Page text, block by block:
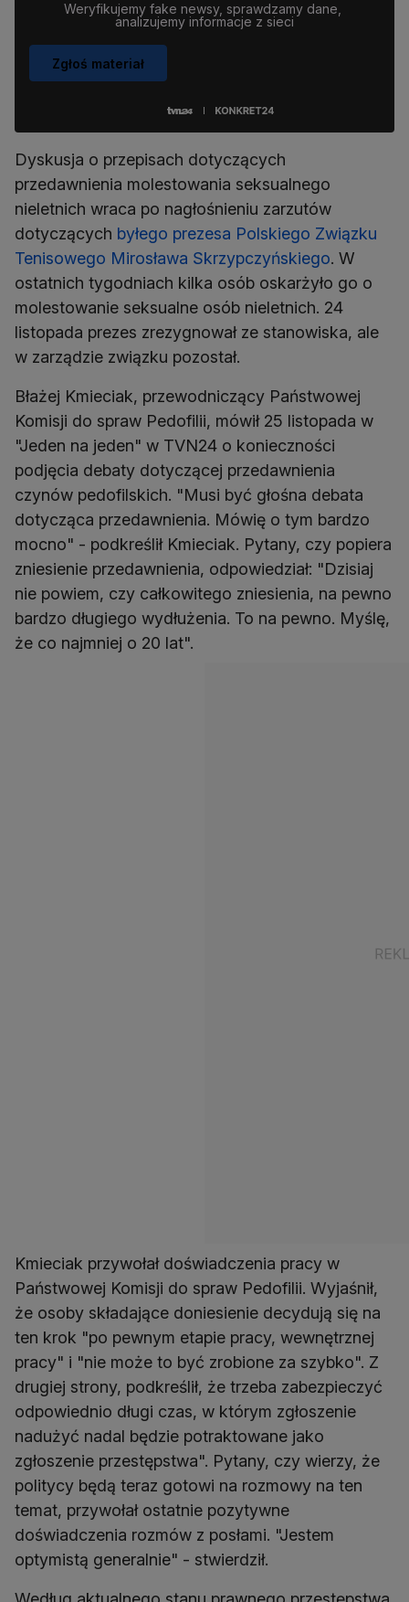
Weryfikujemy fake newsy, sprawdzamy dane,
analizujemy informacje z sieci
Zgłoś materiał
Dyskusja o przepisach dotyczących
przedawnienia molestowania seksualnego
nieletnich wraca po nagłośnieniu zarzutów
dotyczących byłego prezesa Polskiego Związku
Tenisowego Mirosława Skrzypczyńskiego. W
ostatnich tygodniach kilka osób oskarżyło go o
molestowanie seksualne osób nieletnich. 24
listopada prezes zrezygnował ze stanowiska, ale
w zarządzie związku pozostał.
Błażej Kmieciak, przewodniczący Państwowej
Komisji do spraw Pedofilii, mówił 25 listopada w
"Jeden na jeden" w TVN24 o konieczności
podjęcia debaty dotyczącej przedawnienia
czynów pedofilskich. "Musi być głośna debata
dotycząca przedawnienia. Mówię o tym bardzo
mocno" - podkreślił Kmieciak. Pytany, czy popiera
zniesienie przedawnienia, odpowiedział: "Dzisiaj
nie powiem, czy całkowitego zniesienia, na pewno
bardzo długiego wydłużenia. To na pewno. Myślę,
że co najmniej o 20 lat".
Kmieciak przywołał doświadczenia pracy w
Państwowej Komisji do spraw Pedofilii. Wyjaśnił,
że osoby składające doniesienie decydują się na
ten krok "po pewnym etapie pracy, wewnętrznej
pracy" i "nie może to być zrobione za szybko". Z
drugiej strony, podkreślił, że trzeba zabezpieczyć
odpowiednio długi czas, w którym zgłoszenie
nadużyć nadal będzie potraktowane jako
zgłoszenie przestępstwa". Pytany, czy wierzy, że
politycy będą teraz gotowi na rozmowy na ten
temat, przywołał ostatnie pozytywne
doświadczenia rozmów z posłami. "Jestem
optymistą generalnie" - stwierdził.